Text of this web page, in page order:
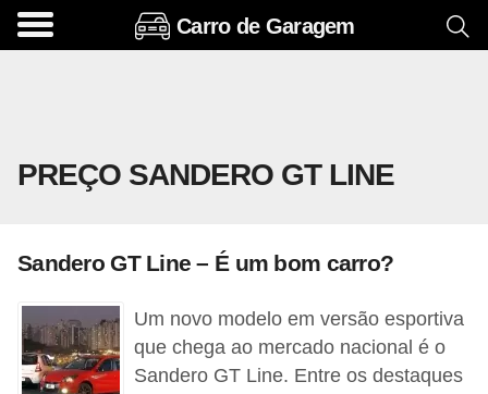
Carro de Garagem
PREÇO SANDERO GT LINE
Sandero GT Line – É um bom carro?
Um novo modelo em versão esportiva
que chega ao mercado nacional é o
Sandero GT Line. Entre os destaques
A
s
i
o
s
e